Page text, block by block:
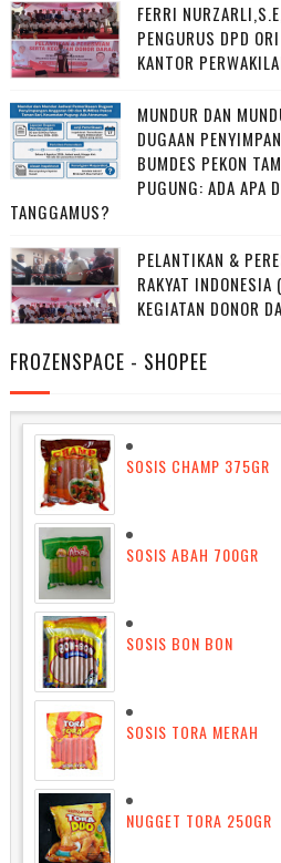
FERRI
PENGURUS DPD
KANTOR
MUNDUR DAN
DUGAAN
BUMDES PEKON
PUGUNG: ADA APA
TANGGAMUS?
PELANTIKAN &
RAKYAT
KEGIATAN DONOR
FROZENSPACE - SHOPEE
SOSIS CHAMP 375GR
SOSIS ABAH 700GR
SOSIS BON BON
SOSIS TORA MERAH
NUGGET TORA 250GR